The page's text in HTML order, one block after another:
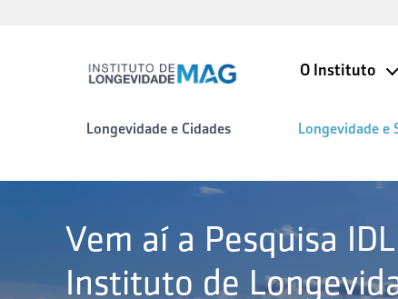
O Instituto
Longevidade e Cidades Longevidade e
Vem aí a Pesquisa
Instituto de